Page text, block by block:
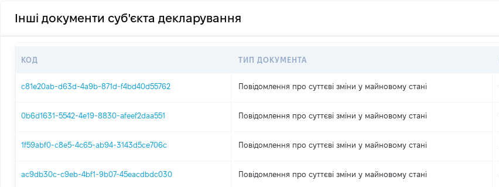
Інші документи суб'єкта декларування
КОД ТИП ДОКУМЕНТА
c81e20ab-d63d-4a9b-871d-f4bd40d55762 Повідомлення про суттєві зміни y майновому стані
0b6d1631-5542-4e19-8830-afeef2daa551 Повідомлення про суттєві зміни y майновому стані
1f59abf0-c8e5-4c65-ab94-3143d5ce706c Повідомлення про суттєві зміни y майновому стані
ac9db30c-c9eb-4bf1-9b07-45eacdbdc030 Повідомлення про суттєві зміни y майновому стані